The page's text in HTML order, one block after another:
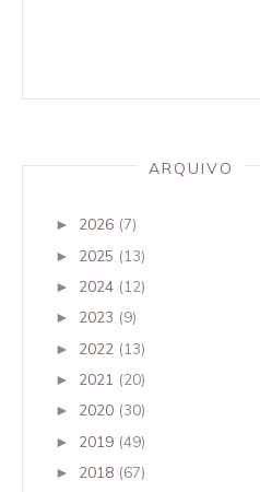
ARQUIVO
► 2026 (7)
► 2025 (13)
► 2024 (12)
► 2023 (9)
► 2022 (13)
► 2021 (20)
► 2020 (30)
► 2019 (49)
► 2018 (67)